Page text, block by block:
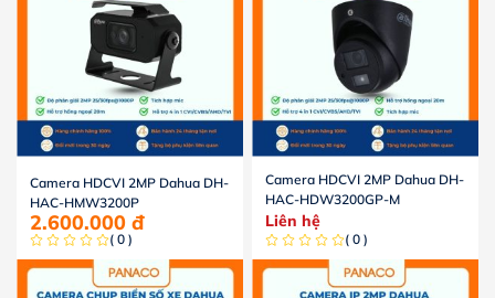
Camera HDCVI 2MP Dahua DH-
HAC-HMW3200P
2.600.000 đ
( 0 )
Camera HDCVI 2MP Dahua DH-
HAC-HDW3200GP-M
Liên hệ
( 0 )